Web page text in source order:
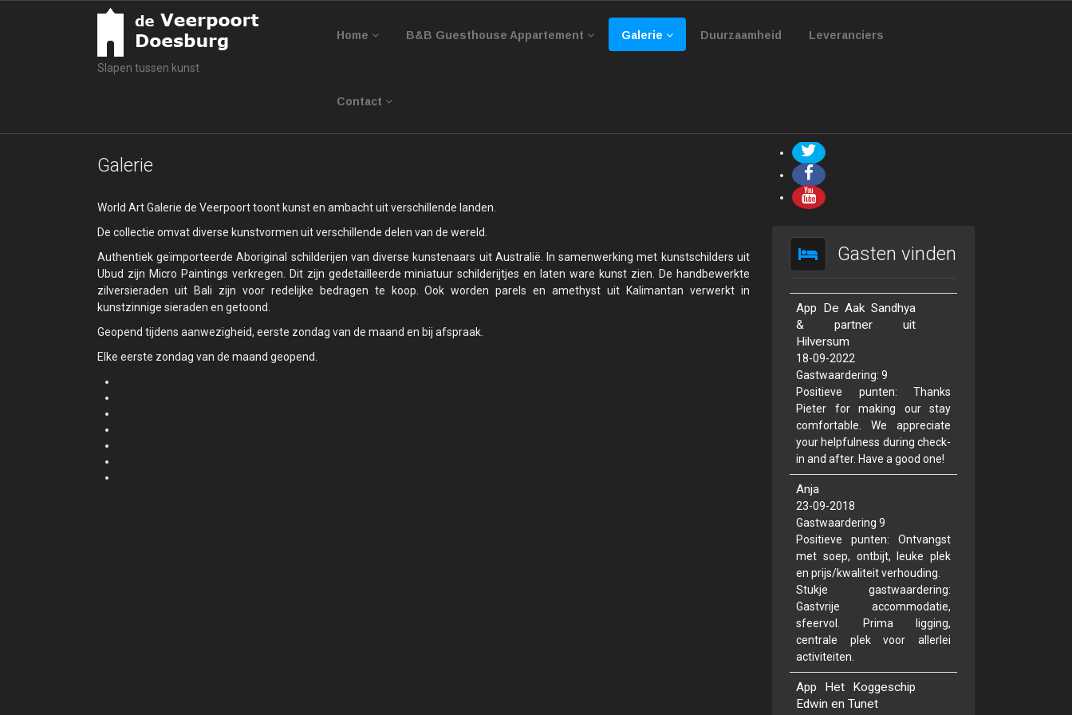
Slapen tussen kunst
Home B&B Guesthouse Appartement Galerie Duurzaamheid Leveranciers
Contact
Galerie
World Art Galerie de Veerpoort toont kunst en ambacht uit verschillende landen.
De collectie omvat diverse kunstvormen uit verschillende delen van de wereld.
Authentiek geïmporteerde Aboriginal schilderijen van diverse kunstenaars uit Australië. In samenwerking met kunstschilders uit
Ubud zijn Micro Paintings verkregen. Dit zijn gedetailleerde miniatuur schilderijtjes en laten ware kunst zien. De handbewerkte
zilversieraden uit Bali zijn voor redelijke bedragen te koop. Ook worden parels en amethyst uit Kalimantan verwerkt in
kunstzinnige sieraden en getoond.
Geopend tijdens aanwezigheid, eerste zondag van de maand en bij afspraak.
Elke eerste zondag van de maand geopend.
Gasten vinden
App De Aak Sandhya
& partner uit
Hilversum
18-09-2022
Gastwaardering: 9
Positieve punten: Thanks
Pieter for making our stay
comfortable. We appreciate
your helpfulness during check-
in and after. Have a good one!
Anja
23-09-2018
Gastwaardering 9
Positieve punten: Ontvangst
met soep, ontbijt, leuke plek
en prijs/kwaliteit verhouding.
Stukje gastwaardering:
Gastvrije accommodatie,
sfeervol. Prima ligging,
centrale plek voor allerlei
activiteiten.
App Het Koggeschip
Edwin en Tunet